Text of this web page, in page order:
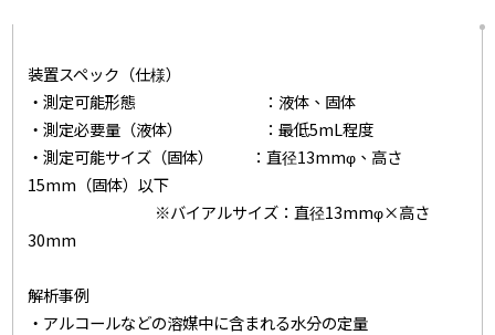
装置スペック（仕様）
・測定可能形態 ：液体、固体
・測定必要量（液体） ：最低5mL程度
・測定可能サイズ（固体） ：直径13mmφ、高さ
15mm（固体）以下
※バイアルサイズ：直径13mmφ×高さ
30mm
解析事例
・アルコールなどの溶媒中に含まれる水分の定量